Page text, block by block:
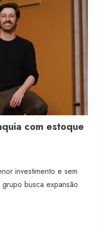
com estoque
investimento e sem
busca expansão